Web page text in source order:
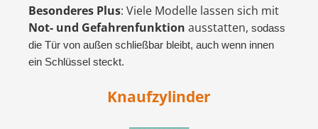
Besonderes Plus: Viele Modelle lassen sich mit
Not- und Gefahrenfunktion ausstatten, sodass
die Tür von außen schließbar bleibt, auch wenn innen
ein Schlüssel steckt.
Knaufzylinder